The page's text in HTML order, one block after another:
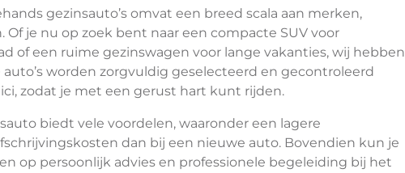
gezinsauto’s omvat een breed scala aan merken,
Of je nu op zoek bent naar een compacte SUV voor
of een ruime gezinswagen voor lange vakanties, wij hebben
auto’s worden zorgvuldig geselecteerd en gecontroleerd
zodat je met een gerust hart kunt rijden.
biedt vele voordelen, waaronder een lagere
dan bij een nieuwe auto. Bovendien kun je
op persoonlijk advies en professionele begeleiding bij het